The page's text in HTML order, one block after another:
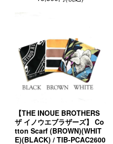
【THE INOUE BROTHERS
ザ イノウエブラザーズ】 Co
tton Scarf (BROWN)(WHIT
E)(BLACK) / TIB-PCAC2600